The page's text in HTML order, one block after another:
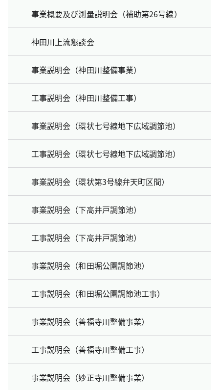
事業概要及び測量説明会（補助第26号線）
神田川上流懇談会
事業説明会（神田川整備事業）
工事説明会（神田川整備工事）
事業説明会（環状七号線地下広域調節池）
工事説明会（環状七号線地下広域調節池）
事業説明会（環状第3号線弁天町区間）
事業説明会（下高井戸調節池）
工事説明会（下高井戸調節池）
事業説明会（和田堀公園調節池）
工事説明会（和田堀公園調節池工事）
事業説明会（善福寺川整備事業）
工事説明会（善福寺川整備工事）
事業説明会（妙正寺川整備事業）